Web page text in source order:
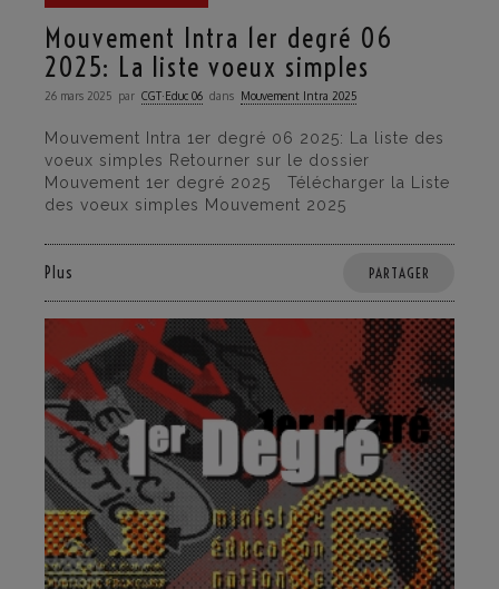
Mouvement Intra 1er degré 06
2025: La liste voeux simples
26 mars 2025 par CGT·Educ 06 dans Mouvement Intra 2025
Mouvement Intra 1er degré 06 2025: La liste des
voeux simples Retourner sur le dossier
Mouvement 1er degré 2025 Télécharger la Liste
des voeux simples Mouvement 2025
Plus PARTAGER